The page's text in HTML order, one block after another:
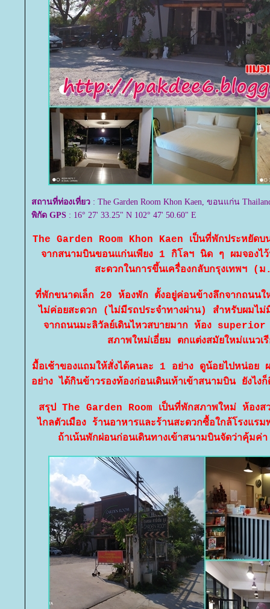
สถานที่ท่องเที่ยว : The Garden Room Khon Kaen, ขอนแก่น
พิกัด GPS : 16° 27' 33.25" N 102° 47' 50.60" E
The Garden Room Khon Kaen เป็นที่พักประหยัดบ
จากสนามบินขอนแก่นเพียง 1 กิโลฯ นิด ๆ ผมจองไว้
สะดวกในการขึ้นเครื่องกลับกรุงเทพฯ
ที่พักขนาดเล็ก 20 ห้องพัก ตั้งอยู่ค่อนข้างลึกจากถนน
ไม่ค่อยสะดวก (ไม่มีรถประจำทางผ่าน) สำหรับผม
จากถนนมะลิวัลย์เดินไหวสบายมาก ห้อง superior
สภาพใหม่เอี่ยม ตกแต่งสมัยใหม่แนว
มื้อเช้าของแถมให้สั่งได้คนละ 1 อย่าง ดูน้อยไปหน่อย
อย่าง ได้กินข้าวรองท้องก่อนเดินเท้าเข้าสนามบิน ยังไง
สรุป The Garden Room เป็นที่พักสภาพใหม่ ห้องส
ไกลตัวเมือง ร้านอาหารและร้านสะดวกซื้อใกล้โรงแ
ถ้าเน้นพักผ่อนก่อนเดินทางเข้าสนามบินจัดว่าคุ้ม